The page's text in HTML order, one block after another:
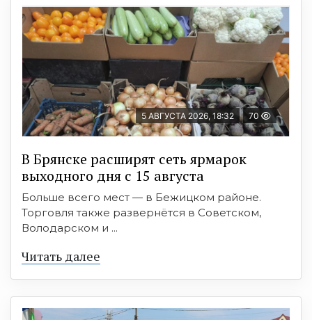
5 АВГУСТА 2026, 18:32 70
В Брянске расширят сеть ярмарок
выходного дня с 15 августа
Больше всего мест — в Бежицком районе.
Торговля также развернётся в Советском,
Володарском и ...
Читать далее